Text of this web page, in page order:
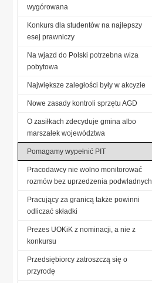
wygórowana
Konkurs dla studentów na najlepszy
esej prawniczy
Na wjazd do Polski potrzebna wiza
pobytowa
Największe zaległości były w akcyzie
Nowe zasady kontroli sprzętu AGD
O zasiłkach zdecyduje gmina albo
marszałek województwa
Pomagamy wypełnić PIT
Pracodawcy nie wolno monitorować
rozmów bez uprzedzenia podwładnych
Pracujący za granicą także powinni
odliczać składki
Prezes UOKiK z nominacji, a nie z
konkursu
Przedsiębiorcy zatroszczą się o
przyrodę